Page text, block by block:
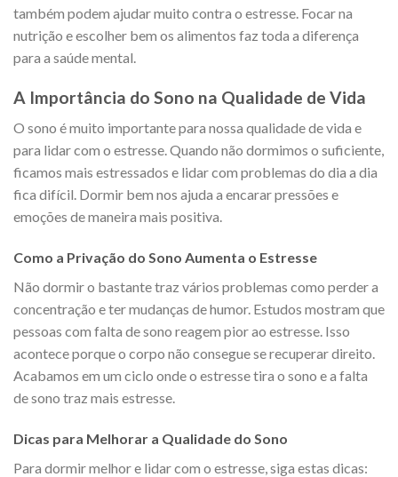
também podem ajudar muito contra o estresse. Focar na
nutrição e escolher bem os alimentos faz toda a diferença
para a saúde mental.
A Importância do Sono na Qualidade de Vida
O sono é muito importante para nossa qualidade de vida e
para lidar com o estresse. Quando não dormimos o suficiente,
ficamos mais estressados e lidar com problemas do dia a dia
fica difícil. Dormir bem nos ajuda a encarar pressões e
emoções de maneira mais positiva.
Como a Privação do Sono Aumenta o Estresse
Não dormir o bastante traz vários problemas como perder a
concentração e ter mudanças de humor. Estudos mostram que
pessoas com falta de sono reagem pior ao estresse. Isso
acontece porque o corpo não consegue se recuperar direito.
Acabamos em um ciclo onde o estresse tira o sono e a falta
de sono traz mais estresse.
Dicas para Melhorar a Qualidade do Sono
Para dormir melhor e lidar com o estresse, siga estas dicas: